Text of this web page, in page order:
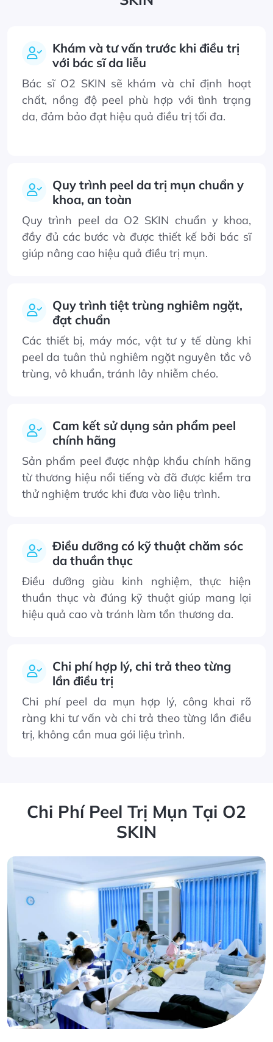
Khám và tư vấn trước khi điều trị
với bác sĩ da liễu
Bác sĩ O2 SKIN sẽ khám và chỉ định hoạt
chất, nồng độ peel phù hợp với tình trạng
da, đảm bảo đạt hiệu quả điều trị tối đa.
Quy trình peel da trị mụn chuẩn y
khoa, an toàn
Quy trình peel da O2 SKIN chuẩn y khoa,
đầy đủ các bước và được thiết kế bởi bác sĩ
giúp nâng cao hiệu quả điều trị mụn.
Quy trình tiệt trùng nghiêm ngặt,
đạt chuẩn
Các thiết bị, máy móc, vật tư y tế dùng khi
peel da tuân thủ nghiêm ngặt nguyên tắc vô
trùng, vô khuẩn, tránh lây nhiễm chéo.
Cam kết sử dụng sản phẩm peel
chính hãng
Sản phẩm peel được nhập khẩu chính hãng
từ thương hiệu nổi tiếng và đã được kiểm tra
thử nghiệm trước khi đưa vào liệu trình.
Điều dưỡng có kỹ thuật chăm sóc
da thuần thục
Điều dưỡng giàu kinh nghiệm, thực hiện
thuần thục và đúng kỹ thuật giúp mang lại
hiệu quả cao và tránh làm tổn thương da.
Chi phí hợp lý, chi trả theo từng
lần điều trị
Chi phí peel da mụn hợp lý, công khai rõ
ràng khi tư vấn và chi trả theo từng lần điều
trị, không cần mua gói liệu trình.
Chi Phí Peel Trị Mụn Tại O2
SKIN